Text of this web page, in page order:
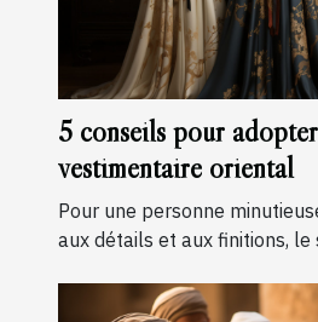
5 conseils pour
vestimentaire oriental
Pour une personne
aux détails et aux finitions, le